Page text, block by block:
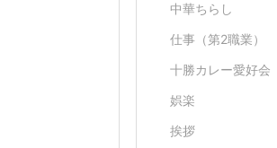
中華ちらし
仕事（第2職業）
十勝カレー愛好会
娯楽
挨拶